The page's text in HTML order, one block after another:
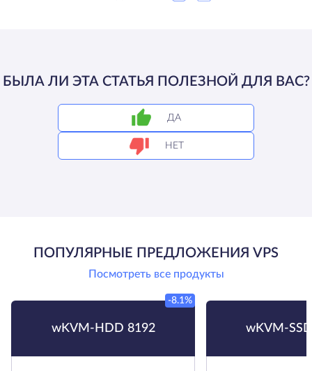
БЫЛА ЛИ ЭТА СТАТЬЯ ПОЛЕЗНОЙ ДЛЯ ВАС?
ДА
НЕТ
ПОПУЛЯРНЫЕ ПРЕДЛОЖЕНИЯ VPS
Посмотреть все продукты
wKVM-HDD 8192
-8.1%
wKVM-